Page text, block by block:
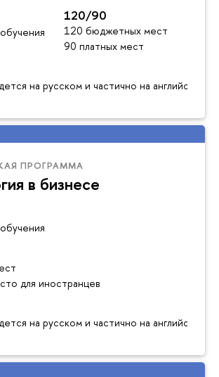
120/90
120 бюджетных мест
90 платных мест
на русском и частично на английском
ПРОГРАММА
в бизнесе
для иностранцев
на русском и частично на английском